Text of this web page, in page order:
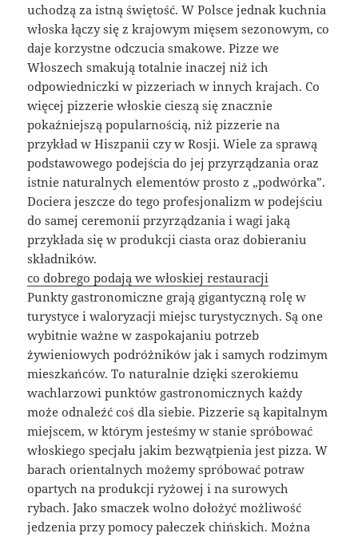
uchodzą za istną świętość. W Polsce jednak kuchnia
włoska łączy się z krajowym mięsem sezonowym, co
daje korzystne odczucia smakowe. Pizze we
Włoszech smakują totalnie inaczej niż ich
odpowiedniczki w pizzeriach w innych krajach. Co
więcej pizzerie włoskie cieszą się znacznie
pokaźniejszą popularnością, niż pizzerie na
przykład w Hiszpanii czy w Rosji. Wiele za sprawą
podstawowego podejścia do jej przyrządzania oraz
istnie naturalnych elementów prosto z „podwórka”.
Dociera jeszcze do tego profesjonalizm w podejściu
do samej ceremonii przyrządzania i wagi jaką
przykłada się w produkcji ciasta oraz dobieraniu
składników.
co dobrego podają we włoskiej restauracji
Punkty gastronomiczne grają gigantyczną rolę w
turystyce i waloryzacji miejsc turystycznych. Są one
wybitnie ważne w zaspokajaniu potrzeb
żywieniowych podróżników jak i samych rodzimym
mieszkańców. To naturalnie dzięki szerokiemu
wachlarzowi punktów gastronomicznych każdy
może odnaleźć coś dla siebie. Pizzerie są kapitalnym
miejscem, w którym jesteśmy w stanie spróbować
włoskiego specjału jakim bezwątpienia jest pizza. W
barach orientalnych możemy spróbować potraw
opartych na produkcji ryżowej i na surowych
rybach. Jako smaczek wolno dołożyć możliwość
jedzenia przy pomocy pałeczek chińskich. Można